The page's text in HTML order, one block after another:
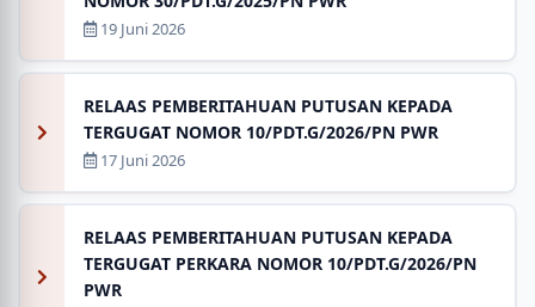
19 Juni 2026
RELAAS PEMBERITAHUAN PUTUSAN KEPADA
TERGUGAT NOMOR 10/PDT.G/2026/PN PWR
17 Juni 2026
RELAAS PEMBERITAHUAN PUTUSAN KEPADA
TERGUGAT PERKARA NOMOR 10/PDT.G/2026/PN
PWR